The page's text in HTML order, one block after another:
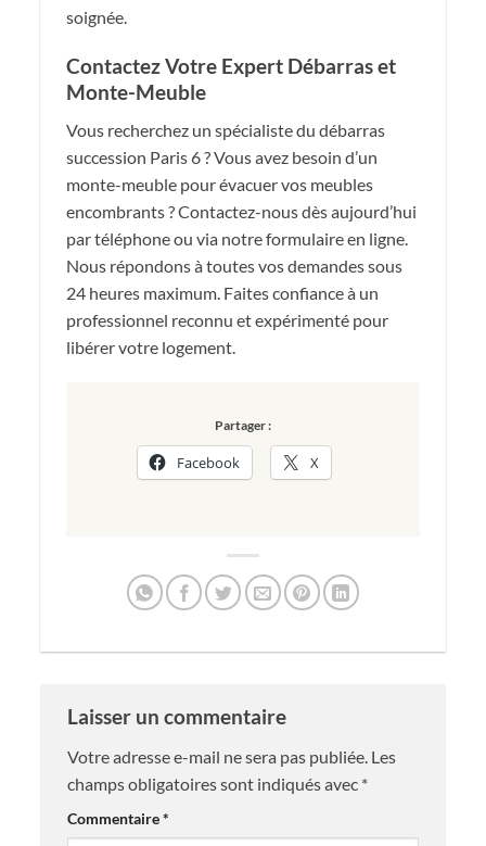
soignée.
Contactez Votre Expert Débarras et
Monte-Meuble
Vous recherchez un spécialiste du débarras
succession Paris 6 ? Vous avez besoin d’un
monte-meuble pour évacuer vos meubles
encombrants ? Contactez-nous dès aujourd’hui
par téléphone ou via notre formulaire en ligne.
Nous répondons à toutes vos demandes sous
24 heures maximum. Faites confiance à un
professionnel reconnu et expérimenté pour
libérer votre logement.
Partager :
Facebook X
Laisser un commentaire
Votre adresse e-mail ne sera pas publiée. Les
champs obligatoires sont indiqués avec *
Commentaire*